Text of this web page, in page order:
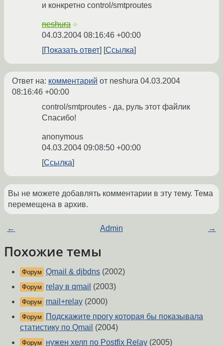
и конкретно control/smtproutes
neshura ☆
04.03.2004 08:16:46 +00:00
Показать ответ
Ссылка
Ответ на: комментарий от neshura 04.03.2004
08:16:46 +00:00
control/smtproutes - да, руль этот файлик
Спасибо!
anonymous
04.03.2004 09:08:50 +00:00
Ссылка
Вы не можете добавлять комментарии в эту тему. Тема
перемещена в архив.
← Admin →
Похожие темы
Форум Qmail & djbdns (2002)
Форум relay в qmail (2003)
Форум mail+relay (2000)
Форум
Подскажите прогу которая бы показывала
статистику по Qmail (2004)
Форум нужен хелп по Postfix Relay (2005)